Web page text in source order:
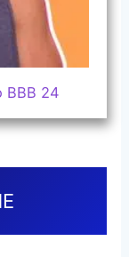
BBB 24